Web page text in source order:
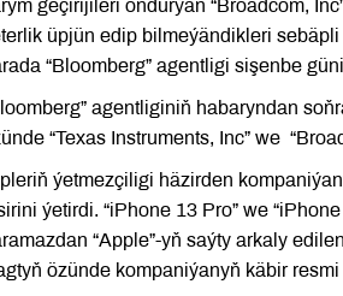
geçirijileri öndürýän “Broadcom,
üpjün edip bilmeýändikleri
“Bloomberg” agentligi sişenbe
agentliginiň habaryndan
“Texas Instruments, Inc” we
ýetmezçiligi häzirden
ýetirdi. “iPhone 13 Pro” we
“Apple”-yň saýty arkaly
özünde kompaniýanyň käbir